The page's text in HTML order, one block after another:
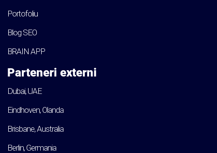
Portofoliu
Blog SEO
BRAIN APP
Parteneri externi
Dubai, UAE
Eindhoven, Olanda
Brisbane, Australia
Berlin, Germania